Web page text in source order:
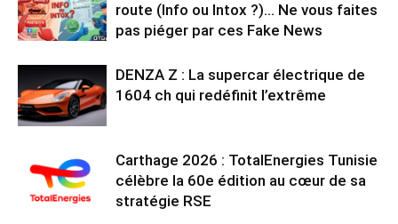
route (Info ou Intox ?)… Ne vous faites
pas piéger par ces Fake News
DENZA Z : La supercar électrique de
1604 ch qui redéfinit l’extrême
Carthage 2026 : TotalEnergies Tunisie
célèbre la 60e édition au cœur de sa
stratégie RSE